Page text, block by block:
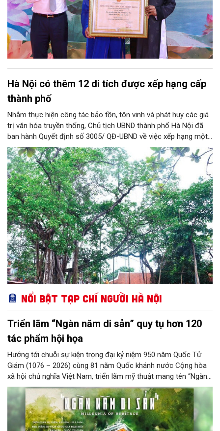
Hà Nội có thêm 12 di tích được xếp hạng cấp
thành phố
Nhằm thực hiện công tác bảo tồn, tôn vinh và phát huy các giá
trị văn hóa truyền thống, Chủ tịch UBND thành phố Hà Nội đã
ban hành Quyết định số 3005/ QĐ-UBND về việc xếp hạng một
loạt di tích lịch sử - văn hóa và danh lam thắng cảnh trên địa
bàn thành phố.
Nổi bật Tạp chí Người Hà Nội
Triển lãm “Ngàn năm di sản” quy tụ hơn 120
tác phẩm hội họa
Hướng tới chuỗi sự kiện trọng đại kỷ niệm 950 năm Quốc Tử
Giám (1076 – 2026) cùng 81 năm Quốc khánh nước Cộng hòa
xã hội chủ nghĩa Việt Nam, triển lãm mỹ thuật mang tên “Ngàn
năm di sản” sẽ chính thức khai mạc vào ngày 8/8 tại Nhà Thái
Học, Di tích Quốc gia đặc biệt Văn Miếu – Quốc Tử Giám. Sự
kiện kéo dài đến ngày 25/9/2026 hứa hẹn trở thành điểm đến
văn hóa đầy sức hút, góp phần làm phong phú đời sống nghệ